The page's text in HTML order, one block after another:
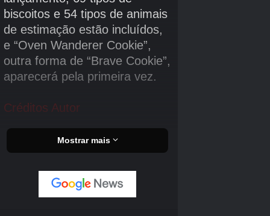
rota para troca de presentes. Fique de olho nos
Pokémon raros e não se esqueça de coletar
Max Particles para poder lutar contra Pokémon
Dynamax em Max Battles.
Grapploct em Pokémon Go
Você precisa50 Doces Clobopus